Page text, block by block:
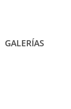
GALERÍAS